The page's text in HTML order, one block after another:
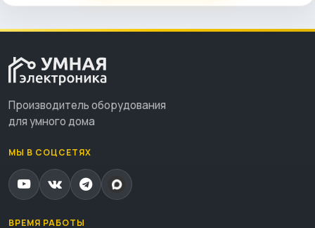
Производитель оборудования
для умного дома
МЫ В СОЦСЕТЯХ
ВРЕМЯ РАБОТЫ